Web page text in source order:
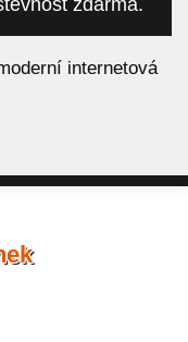
zdarma.
internetová